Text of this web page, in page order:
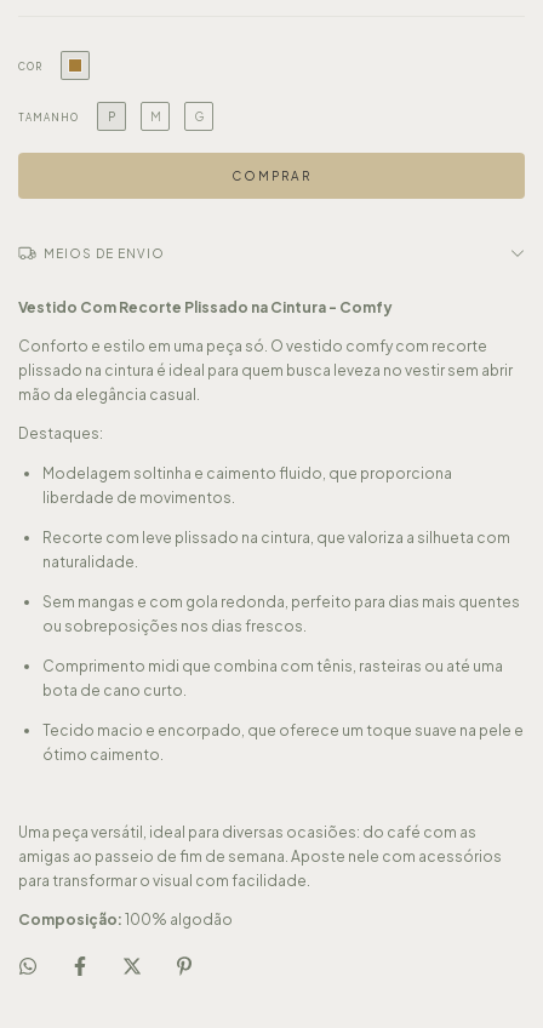
COR
TAMANHO P M G
MEIOS DE ENVIO
Vestido Com Recorte Plissado na Cintura - Comfy
Conforto e estilo em uma peça só. O vestido comfy com recorte
plissado na cintura é ideal para quem busca leveza no vestir sem abrir
mão da elegância casual.
Destaques:
Modelagem soltinha e caimento fluido, que proporciona
liberdade de movimentos.
Recorte com leve plissado na cintura, que valoriza a silhueta com
naturalidade.
Sem mangas e com gola redonda, perfeito para dias mais quentes
ou sobreposições nos dias frescos.
Comprimento midi que combina com tênis, rasteiras ou até uma
bota de cano curto.
Tecido macio e encorpado, que oferece um toque suave na pele e
ótimo caimento.
Uma peça versátil, ideal para diversas ocasiões: do café com as
amigas ao passeio de fim de semana. Aposte nele com acessórios
para transformar o visual com facilidade.
Composição: 100% algodão